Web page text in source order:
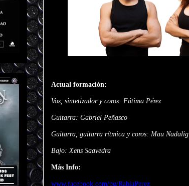
Actual formación:
Voz, sintetizador y coros: Fátima Pérez
Guitarra: Gabriel Peñasco
Guitarra, guitarra rítmica y coros: Mau Nadalig
Bajo: Xens Saavedra
Más Info:
www.facebook.com/pg/RabiaPerez